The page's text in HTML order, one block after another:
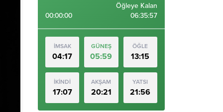
00:00:00
Öğleye Kalan
06:35:56
İMSAK
04:17
GÜNEŞ
05:59
ÖĞLE
13:15
İKİNDİ
17:07
AKŞAM
20:21
YATSI
21:56